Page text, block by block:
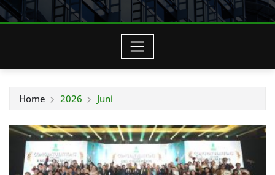
Home 2026 Juni